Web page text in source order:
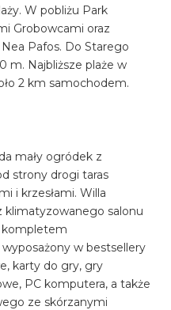
W pobliżu Park
Grobowcami oraz
Pafos. Do Starego
m. Najbliższe plaże w
2 km samochodem.
mały ogródek z
strony drogi taras
i krzesłami. Willa
klimatyzowanego salonu
kompletem
w bestsellery
karty do gry, gry
PC komputera, a także
ze skórzanymi